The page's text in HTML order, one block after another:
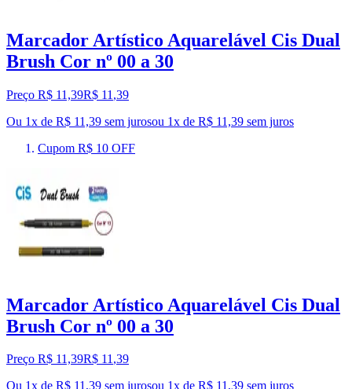
Marcador Artístico Aquarelável Cis Dual
Brush Cor nº 00 a 30
Preço R$ 11,39R$ 11 ,39
Ou 1x de R$ 11,39 sem jurosou 1x de R$ 11,39 sem juros
Cupom R$ 10 OFF
Marcador Artístico Aquarelável Cis Dual
Brush Cor nº 00 a 30
Preço R$ 11,39R$ 11,39
Ou 1x de R$ 11,39 sem jurosou 1x de R$ 11,39 sem juros